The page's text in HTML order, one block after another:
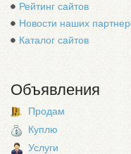
Рейтинг сайтов
Новости наших
Каталог сайтов
Объявления
Продам
Куплю
Услуги